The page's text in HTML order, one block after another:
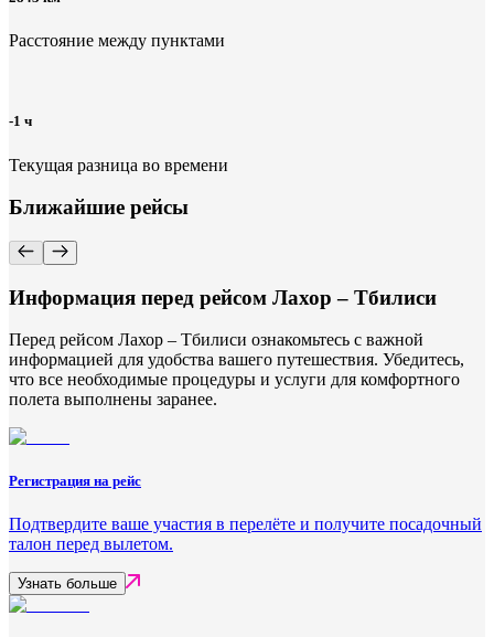
Расстояние между пунктами
-1 ч
Текущая разница во времени
Ближайшие рейсы
Информация перед рейсом Лахор – Тбилиси
Перед рейсом Лахор – Тбилиси ознакомьтесь с важной
информацией для удобства вашего путешествия. Убедитесь,
что все необходимые процедуры и услуги для комфортного
полета выполнены заранее.
Регистрация на рейс
Подтвердите ваше участия в перелёте и получите посадочный
талон перед вылетом.
Узнать больше